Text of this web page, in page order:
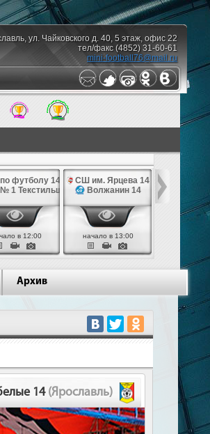
ул. Чайковского д. 40, 5 этаж, офис 22
тел/факс (4852) 31-60-61
mini-football76@mail.ru
футболу 14
1 Текстильщик 14
в 12:00
СШ им. Ярцева 14
Волжанин 14
начало в 13:00
Архив
14 (Ярославль)